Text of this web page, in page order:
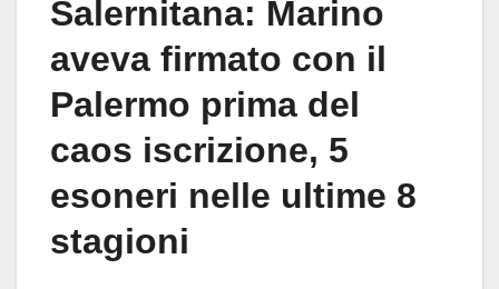
Salernitana: Marino
aveva firmato con il
Palermo prima del
caos iscrizione, 5
esoneri nelle ultime 8
stagioni